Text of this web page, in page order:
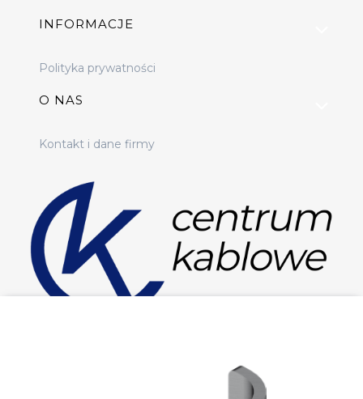
INFORMACJE
Polityka prywatności
O NAS
Kontakt i dane firmy